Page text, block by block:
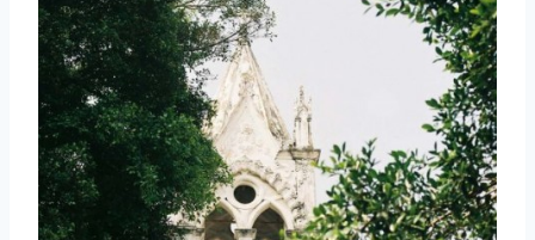
取消 搜索